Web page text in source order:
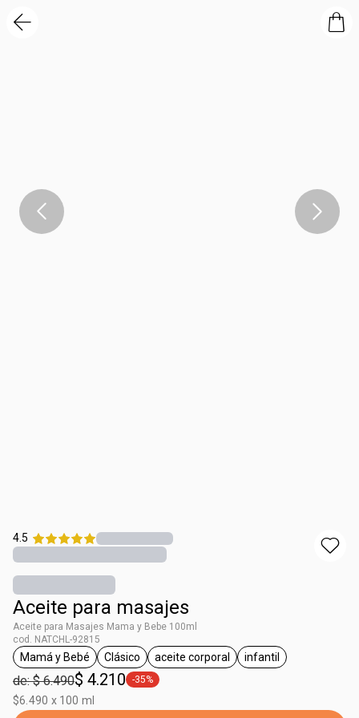
4.5
Aceite para masajes
Aceite para Masajes Mama y Bebe 100ml
cod. NATCHL-92815
general.tag Mamá y Bebé
Mamá y Bebé
general.tag Clásico
Clásico
general.tag aceite corporal
aceite corporal
general.tag infantil
infantil
de: $ 6.490$ 4.210 general.tag -35%
-35%
$6.490 x 100 ml